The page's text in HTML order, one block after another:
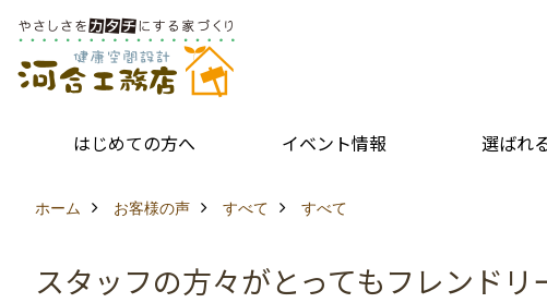
はじめての方へ イベント情報 選ばれ
ホーム お客様の声 すべて すべて
スタッフの方々がとってもフレンドリ